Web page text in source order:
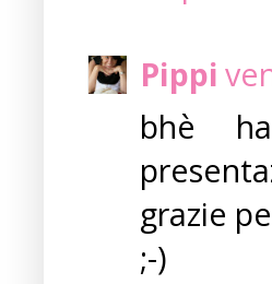
Pippi
bhè
grazie
;-)